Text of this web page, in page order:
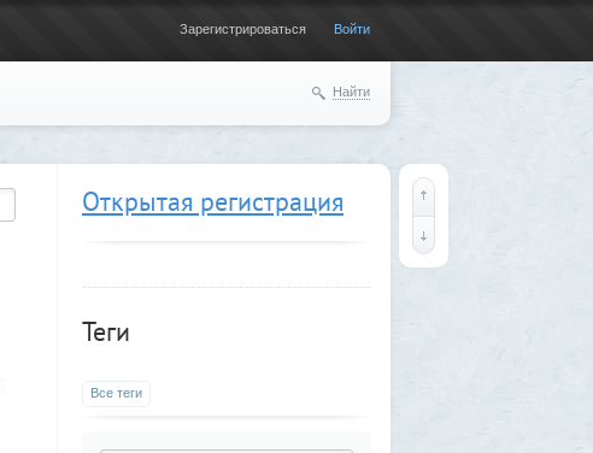
Зарегистрироваться Войти
Найти
Открытая регистрация
Теги
Все теги